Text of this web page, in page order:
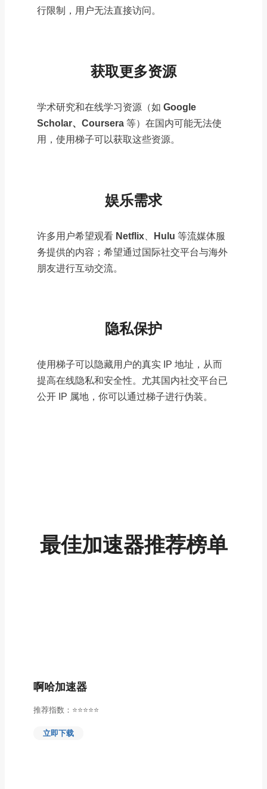
行限制，用户无法直接访问。
获取更多资源
学术研究和在线学习资源（如 Google
Scholar、Coursera 等）在国内可能无法使
用，使用梯子可以获取这些资源。
娱乐需求
许多用户希望观看 Netflix Hulu 等流媒体服
务提供的内容；希望通过国际社交平台与海外
朋友进行互动交流。
隐私保护
使用梯子可以隐藏用户的真实 IP 地址，从而
提高在线隐私和安全性。尤其国内社交平台已
公开 IP 属地，你可以通过梯子进行伪装。
最佳加速器推荐榜单
啊哈加速器
推荐指数：⭐⭐⭐⭐⭐
立即下载